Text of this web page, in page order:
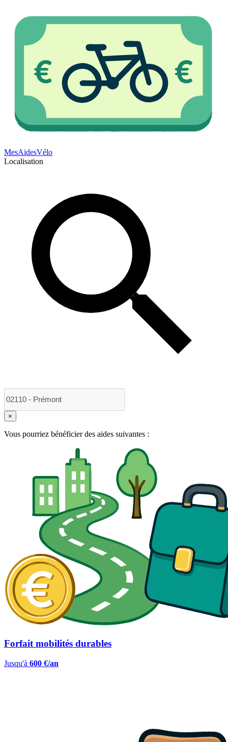
MesAidesVélo
Localisation
×
Vous pourriez bénéficier des aides suivantes :
Forfait mobilités durables
Jusqu'à 600 €/an